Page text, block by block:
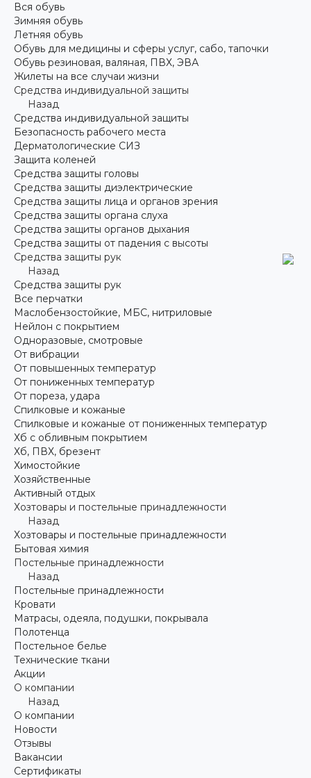
Вся обувь
Зимняя обувь
Летняя обувь
Обувь для медицины и сферы услуг, сабо, тапочки
Обувь резиновая, валяная, ПВХ, ЭВА
Жилеты на все случаи жизни
Средства индивидуальной защиты
Назад
Средства индивидуальной защиты
Безопасность рабочего места
Дерматологические СИЗ
Защита коленей
Средства защиты головы
Средства защиты диэлектрические
Средства защиты лица и органов зрения
Средства защиты органа слуха
Средства защиты органов дыхания
Средства защиты от падения с высоты
Средства защиты рук
Назад
Средства защиты рук
Все перчатки
Маслобензостойкие, МБС, нитриловые
Нейлон с покрытием
Одноразовые, смотровые
От вибрации
От повышенных температур
От пониженных температур
От пореза, удара
Спилковые и кожаные
Спилковые и кожаные от пониженных температур
Хб с обливным покрытием
Хб, ПВХ, брезент
Химостойкие
Хозяйственные
Активный отдых
Хозтовары и постельные принадлежности
Назад
Хозтовары и постельные принадлежности
Бытовая химия
Постельные принадлежности
Назад
Постельные принадлежности
Кровати
Матрасы, одеяла, подушки, покрывала
Полотенца
Постельное белье
Технические ткани
Акции
О компании
Назад
О компании
Новости
Отзывы
Вакансии
Сертификаты